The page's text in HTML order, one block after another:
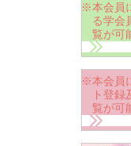
※本会員
る学会
覧が可
※本会員
ト登録
覧が可